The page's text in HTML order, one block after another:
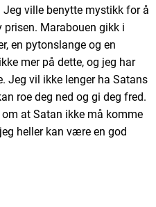
ville benytte mystikk for å
prisen. Marabouen gikk i
en pytonslange og en
mer på dette, og jeg har
Jeg vil ikke lenger ha Satans
roe deg ned og gi deg fred.
at Satan ikke må komme
heller kan være en god